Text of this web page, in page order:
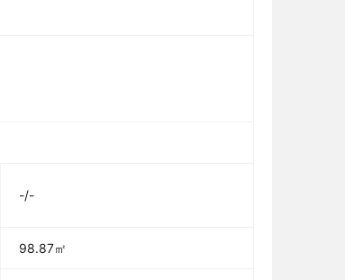
-/-
98.87㎡